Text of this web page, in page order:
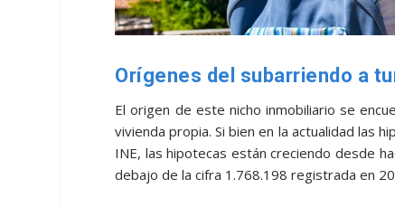
Orígenes del subarriendo a
El origen de este nicho inmobiliario se
vivienda propia. Si bien en la actualidad las
INE, las hipotecas están creciendo desde
debajo de la cifra 1.768.198 registrada en